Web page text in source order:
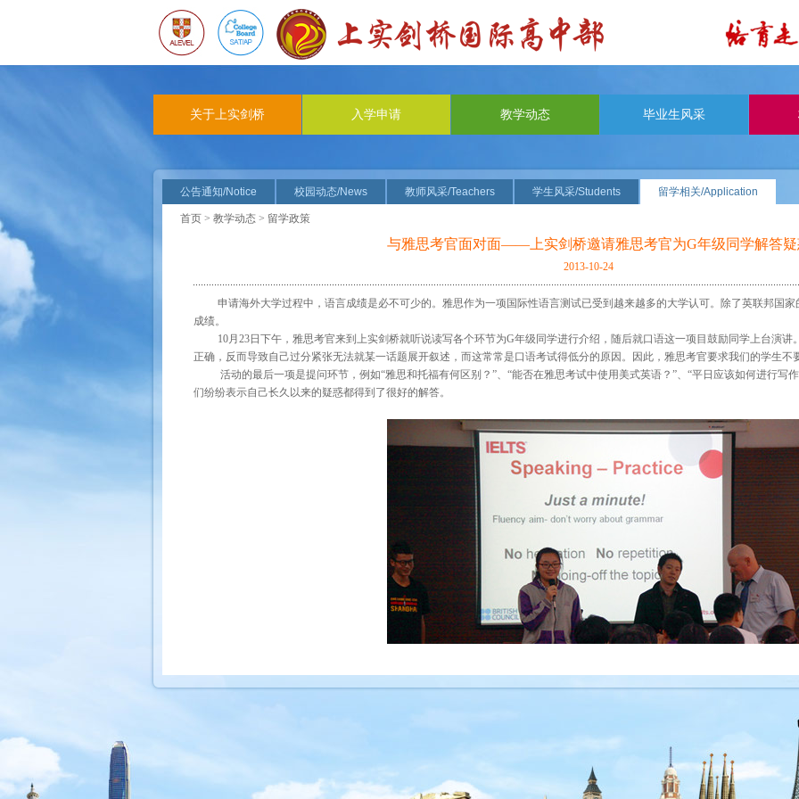
关于上实剑桥 入学申请 教学动态 毕业生风采
公告通知/Notice 校园动态/News 教师风采/Teachers 学生风采/Students 留学相关/Application
首页 > 教学动态 > 留学政策
与雅思考官面对面——上实剑桥邀请雅思考官为G年级同学解答
2013-10-24
申请海外大学过程中，语言成绩是必不可少的。雅思作为一项国际性语言测试已受到越来越多的大学认可。除了英联邦国
成绩。
10月23日下午，雅思考官来到上实剑桥就听说读写各个环节为G年级同学进行介绍，随后就口语这一项目鼓励同学上台演
正确，反而导致自己过分紧张无法就某一话题展开叙述，而这常常是口语考试得低分的原因。因此，雅思考官要求我们的学生不
活动的最后一项是提问环节，例如“雅思和托福有何区别？”、“能否在雅思考试中使用美式英语？”、“平日应该如何进行写
们纷纷表示自己长久以来的疑惑都得到了很好的解答。